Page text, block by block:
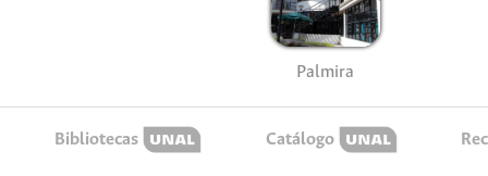
Palmira
Bibliotecas Catálogo